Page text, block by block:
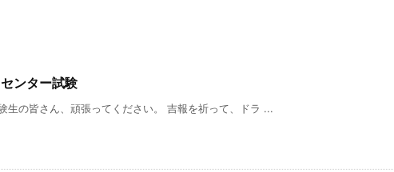
ンター試験
生の皆さん、頑張ってください。 吉報を祈って、ドラ ...